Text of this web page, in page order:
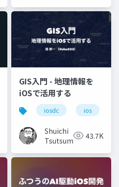
llm llama.cpp
GIS入門 - 地理情報を
iOSで活用する
iosdc ios
Shuichi
Tsutsumi
43.7K